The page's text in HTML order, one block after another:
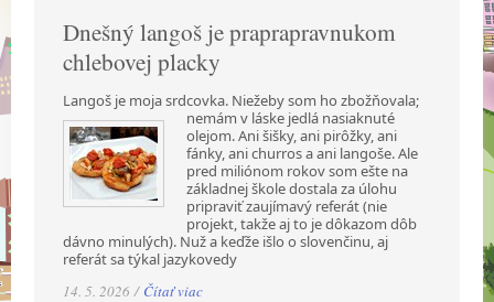
Dnešný langoš je praprapravnukom
chlebovej placky
Langoš je moja srdcovka. Niežeby som ho zbožňovala;
nemám v láske jedlá nasiaknuté
olejom. Ani šišky, ani pirôžky, ani
fánky, ani churros a ani langoše. Ale
pred miliónom rokov som ešte na
základnej škole dostala za úlohu
pripraviť zaujímavý referát (nie
projekt, takže aj to je dôkazom dôb
dávno minulých). Nuž a keďže išlo o slovenčinu, aj
referát sa týkal jazykovedy
14. 5. 2026 / Čítať viac